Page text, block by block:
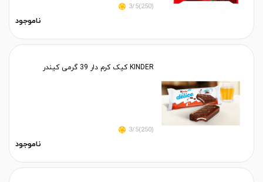
(250)3/5
ناموجود
KINDER کیک کرم دار 39 گرمی کیندر
(250)3/5
ناموجود